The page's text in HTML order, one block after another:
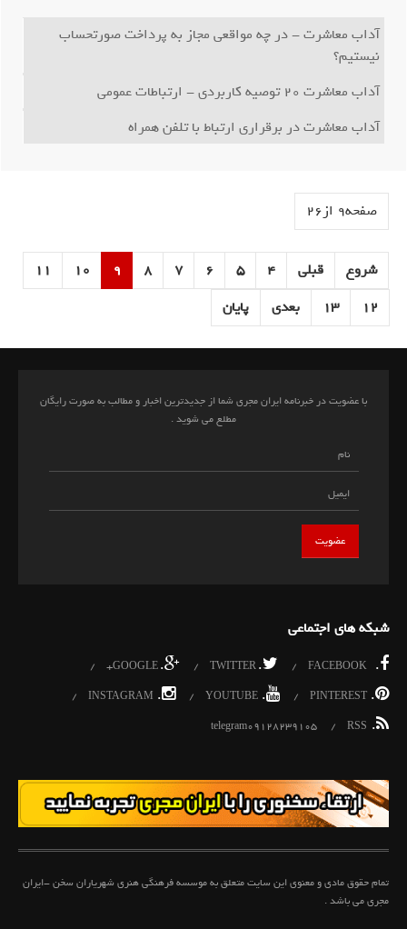
آداب معاشرت - در چه مواقعي مجاز به پرداخت صورتحساب
نيستيم؟
آداب معاشرت 20 توصیه کاربردی - ارتباطات عمومی
آداب معاشرت در برقراری ارتباط با تلفن همراه
صفحه9 از26
شروع قبلی 4
5
6
7
8
9
10
11
12
13 بعدی پایان
با عضویت در خبرنامه ایران مجری شما از جدیدترین اخبار و مطالب به صورت رایگان
مطلع می شوید .
شبکه های اجتماعی
.
FACEBOOK
.
TWITTER
.
GOOGLE+
.
PINTEREST
.
YOUTUBE
.
INSTAGRAM
.
RSS
telegram09128239105
تمام حقوق مادی و معنوی این سایت متعلق به موسسه فرهنگی هنری شهریاران سخن -ایران
مجری می باشد .